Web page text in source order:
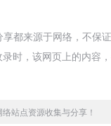
都来源于网络，不保
时，该网页上的内容
站点资源收集与分享！